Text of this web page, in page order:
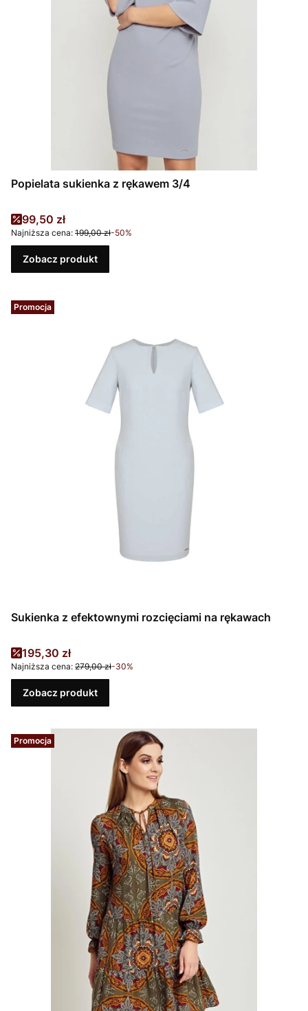
Popielata sukienka z rękawem 3/4
Cena promocyjna
99,50 zł
Najniższa cena: 199,00 zł-50%
Zobacz produkt
Promocja
Sukienka z efektownymi rozcięciami na rękawach
Cena promocyjna
195,30 zł
Najniższa cena: 279,00 zł-30%
Zobacz produkt
Promocja